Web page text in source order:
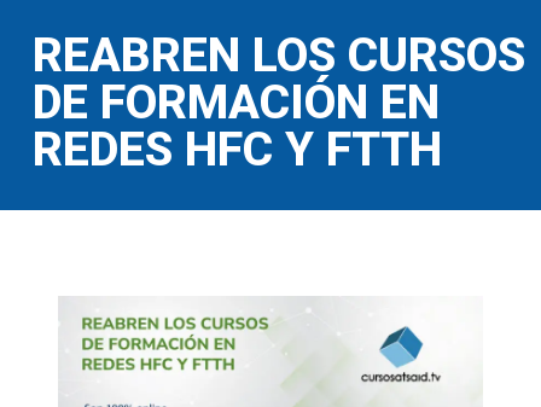
REABREN LOS CURSOS
DE FORMACIÓN EN
REDES HFC Y FTTH